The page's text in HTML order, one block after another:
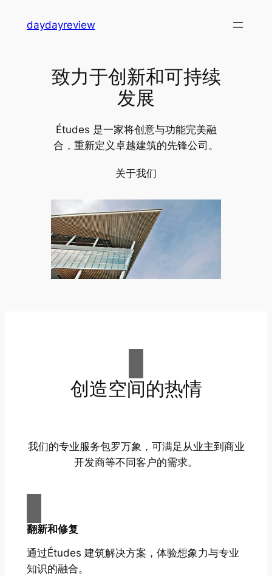
daydayreview
致力于创新和可持续
发展
Études 是一家将创意与功能完美融
合，重新定义卓越建筑的先锋公司。
关于我们
创造空间的热情
我们的专业服务包罗万象，可满足从业主到商业
开发商等不同客户的需求。
翻新和修复
通过Études 建筑解决方案，体验想象力与专业
知识的融合。